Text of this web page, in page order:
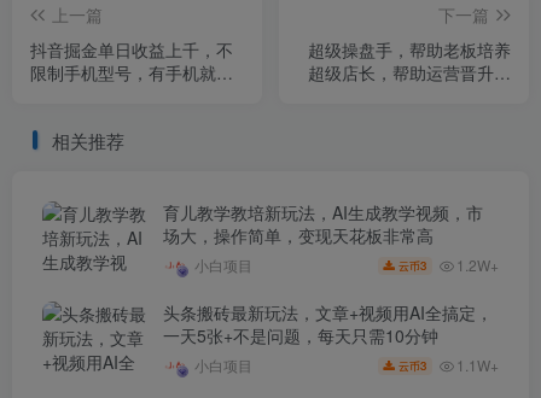
上一篇
抖音掘金单日收益上千，不
限制手机型号，有手机就能
下一篇
超级操盘手，​帮助老板培养
超级店长，帮助运营晋升全
相关推荐
育儿教学教培新玩法，AI生成教学视频，市
场大，操作简单，变现天花板非常高
小白项目 云币3 1.2W+
头条搬砖最新玩法，文章+视频用AI全搞定，
一天5张+不是问题，每天只需10分钟
小白项目 云币3 1.1W+